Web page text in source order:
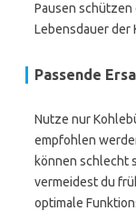
Pausen schützen
Lebensdauer der
Passende
Nutze nur
empfohlen
können schlecht
vermeidest du
optimale